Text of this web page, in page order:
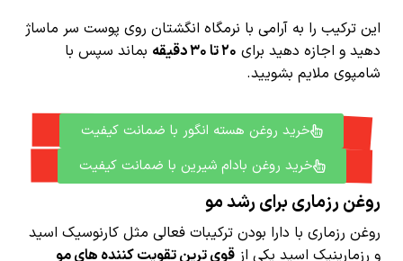
این ترکیب را به آرامی با نرمگاه انگشتان روی پوست سر ماساژ
دهید و اجازه دهید برای ۲۰ تا ۳۰ دقیقه
بماند سپس با
شامپوی ملایم بشویید.
خرید روغن هسته انگور با ضمانت کیفیت
خرید روغن بادام شیرین با ضمانت کیفیت
روغن رزماری برای رشد مو
روغن رزماری با دارا بودن ترکیبات فعالی مثل کارنوسیک اسید
و رزمارینیک اسید یکی از قوی ترین تقویت کننده های مو